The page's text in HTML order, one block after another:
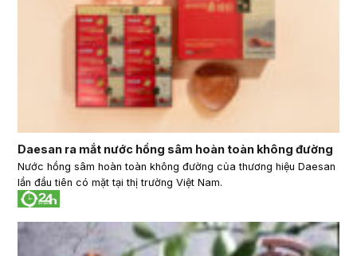
Daesan ra mắt nước hồng sâm hoàn toàn không đường
Nước hồng sâm hoàn toàn không đường của thương hiệu Daesan
lần đầu tiên có mặt tại thị trường Việt Nam.